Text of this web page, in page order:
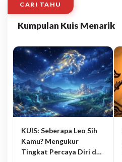
CARI TAHU
Kumpulan Kuis Menarik
KUIS: Seberapa Leo Sih
Kamu? Mengukur
Tingkat Percaya Diri dan